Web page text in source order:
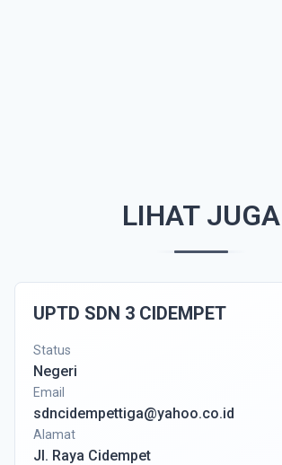
LIHAT JUGA
UPTD SDN 3 CIDEMPET
Status
Negeri
Email
sdncidempettiga@yahoo.co.id
Alamat
Jl. Raya Cidempet